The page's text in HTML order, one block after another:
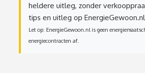
heldere uitleg, zonder
tips en uitleg op EnergieGewoon.nl
Let op: EnergieGewoon.nl is geen
energiecontracten af.